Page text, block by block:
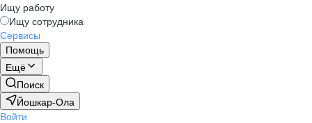
Ищу работу
Ищу сотрудника
Сервисы
Помощь
Ещё
Поиск
Йошкар-Ола
Войти